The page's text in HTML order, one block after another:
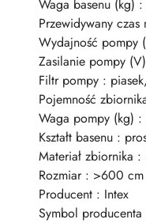
Waga basenu (kg)
Przewidywany
Wydajność
Zasilanie pompy
Filtr pompy :
Pojemność
Waga pompy (kg) :
Kształt basenu :
Materiał zbiornika
Rozmiar : >600 cm
Producent : Intex
Symbol